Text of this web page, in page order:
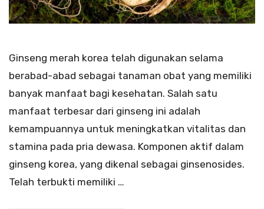
Ginseng merah korea telah digunakan selama
berabad-abad sebagai tanaman obat yang memiliki
banyak manfaat bagi kesehatan. Salah satu
manfaat terbesar dari ginseng ini adalah
kemampuannya untuk meningkatkan vitalitas dan
stamina pada pria dewasa. Komponen aktif dalam
ginseng korea, yang dikenal sebagai ginsenosides.
Telah terbukti memiliki …